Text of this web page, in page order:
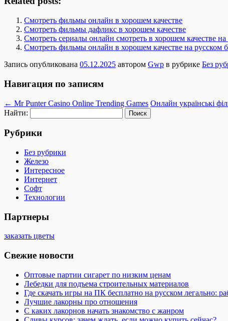
Смотреть фильмы онлайн в хорошем качестве
Смотреть фильмы дафликс в хорошем качестве
Смотреть сериалы онлайн смотреть в хорошем качестве на
Смотреть фильмы онлайн в хорошем качестве на русском
Запись опубликована 05.12.2025 автором Gwp в рубрике Без
Навигация по записям
← Mr Punter Casino Online Trending Games Онлайн українські
Найти:
Рубрики
Без рубрики
Железо
Интересное
Интернет
Софт
Технологии
Партнеры
заказать цветы
Свежие новости
Оптовые партии сигарет по низким ценам
Лебедки для подъема строительных материалов
Где скачать игры на ПК бесплатно на русском легально:
Лучшие лакорны про отношения
С каких лакорнов начать знакомство с жанром